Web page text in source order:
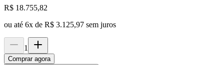
R$ 18.755,82
ou até 6x de R$ 3.125,97 sem juros
1
Comprar agora